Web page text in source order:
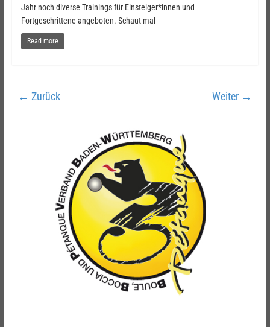
Jahr noch diverse Trainings für Einsteiger*innen und
Fortgeschrittene angeboten. Schaut mal
Read more
← Zurück Weiter →